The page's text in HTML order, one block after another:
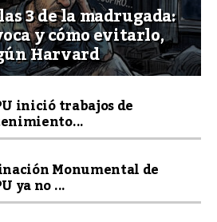
3 de la madrugada:
y cómo evitarlo,
Harvard
inició trabajos de
Monumental de
ya no ...